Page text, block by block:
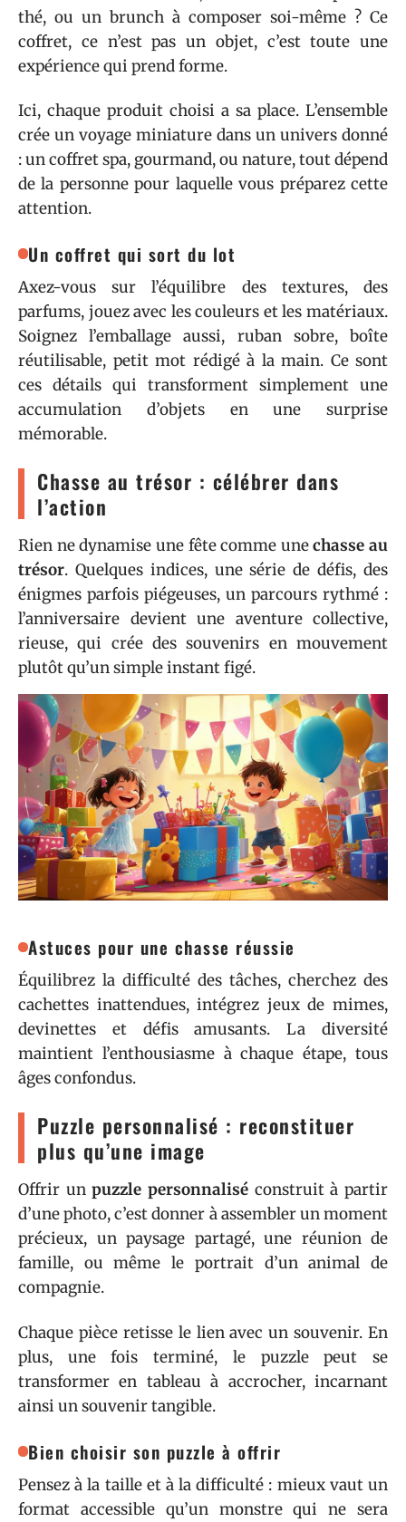
thé, ou un brunch à composer soi-même ? Ce
coffret, ce n’est pas un objet, c’est toute une
expérience qui prend forme.
Ici, chaque produit choisi a sa place. L’ensemble
crée un voyage miniature dans un univers donné
: un coffret spa, gourmand, ou nature, tout dépend
de la personne pour laquelle vous préparez cette
attention.
Un coffret qui sort du lot
Axez-vous sur l’équilibre des textures, des
parfums, jouez avec les couleurs et les matériaux.
Soignez l’emballage aussi, ruban sobre, boîte
réutilisable, petit mot rédigé à la main. Ce sont
ces détails qui transforment simplement une
accumulation d’objets en une surprise
mémorable.
Chasse au trésor : célébrer dans
l’action
Rien ne dynamise une fête comme unechasse au
trésor. Quelques indices, une série de défis, des
énigmes parfois piégeuses, un parcours rythmé :
l’anniversaire devient une aventure collective,
rieuse, qui crée des souvenirs en mouvement
plutôt qu’un simple instant figé.
Astuces pour une chasse réussie
Équilibrez la difficulté des tâches, cherchez des
cachettes inattendues, intégrez jeux de mimes,
devinettes et défis amusants. La diversité
maintient l’enthousiasme à chaque étape, tous
âges confondus.
Puzzle personnalisé : reconstituer
plus qu’une image
Offrir unpuzzle personnalisé construit à partir
d’une photo, c’est donner à assembler un moment
précieux, un paysage partagé, une réunion de
famille, ou même le portrait d’un animal de
compagnie.
Chaque pièce retisse le lien avec un souvenir. En
plus, une fois terminé, le puzzle peut se
transformer en tableau à accrocher, incarnant
ainsi un souvenir tangible.
Bien choisir son puzzle à offrir
Pensez à la taille et à la difficulté : mieux vaut un
format accessible qu’un monstre qui ne sera